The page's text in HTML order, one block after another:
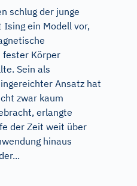
schlug der junge
Ising ein Modell vor,
fester Körper
Sein als
Ansatz hat
zwar kaum
erlangte
der Zeit weit über
hinaus